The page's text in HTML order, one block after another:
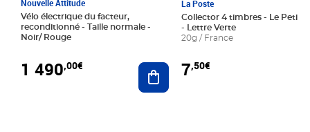
Nouvelle Attitude
Vélo électrique du facteur,
reconditionné - Taille normale -
Noir/ Rouge
1 490,00€ Ajouter au panier
La Poste
Collector 4 timbres - Le Petit
- Lettre Verte
20g / France
7,50€